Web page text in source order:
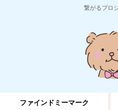
繋がるプロ
ファインドミーマーク